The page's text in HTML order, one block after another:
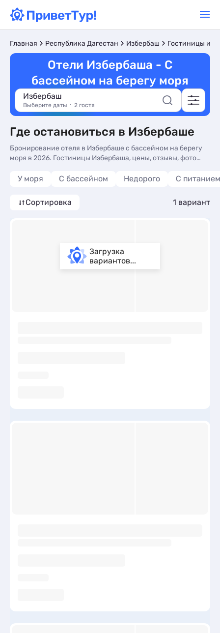
Главная Республика Дагестан Избербаш Гостиницы и
Отели Избербаша - С
бассейном на берегу моря
Избербаш
Выберите даты 2 гостя
Где остановиться в Избербаше
Бронирование отеля в Избербаше с бассейном на берегу
моря в 2026. Гостиницы Избербаша, цены, отзывы, фото
У моря С бассейном Недорого С питанием
Сортировка 1 вариант
Загрузка
вариантов...